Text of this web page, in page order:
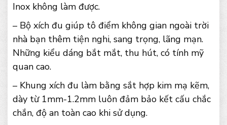
Inox không làm được.
– Bộ xích đu giúp tô điểm không gian ngoài trời
nhà bạn thêm tiện nghi, sang trọng, lãng mạn.
Những kiểu dáng bắt mắt, thu hút, có tính mỹ
quan cao.
– Khung xích đu làm bằng sắt hợp kim mạ kẽm,
dày từ 1mm-1.2mm luôn đảm bảo kết cấu chắc
chắn, độ an toàn cao khi sử dụng.